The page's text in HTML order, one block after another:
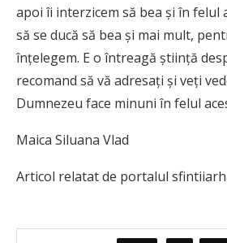
apoi îi interzicem să bea şi în felul
să se ducă să bea şi mai mult,
înţelegem. E o întreagă ştiinţă
recomand să vă adresaţi şi veţi
Dumnezeu face minuni în felul
Maica Siluana Vlad
Articol relatat de portalul